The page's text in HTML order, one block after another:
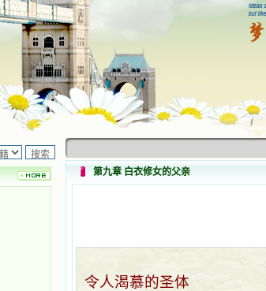
第九章 白衣修女的父亲
令人渴慕的圣体